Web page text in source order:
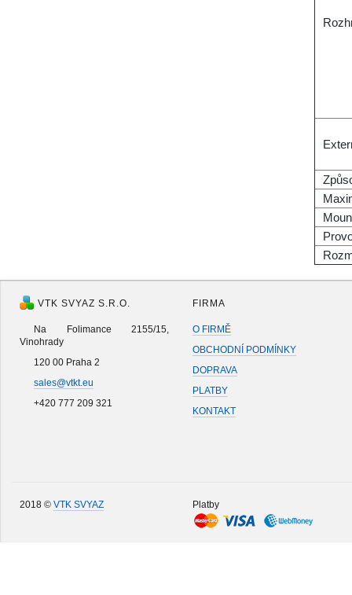
VTK SVYAZ S.R.O.
Na Folimance 2155/15,
Vinohrady
120 00 Praha 2
sales@vtkt.eu
+420 777 209 321
FIRMA
O FIRMĚ
OBCHODNÍ PODMÍNKY
DOPRAVA
PLATBY
KONTAKT
2018 © VTK SVYAZ Platby